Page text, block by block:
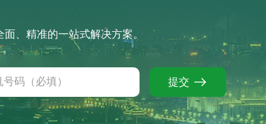
、精准的一站式解决方案。
提交